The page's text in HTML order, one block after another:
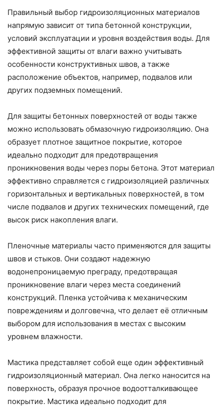
Правильный выбор гидроизоляционных материалов
напрямую зависит от типа бетонной конструкции,
условий эксплуатации и уровня воздействия воды. Для
эффективной защиты от влаги важно учитывать
особенности конструктивных швов, а также
расположение объектов, например, подвалов или
других подземных помещений.
Для защиты бетонных поверхностей от воды также
можно использовать обмазочную гидроизоляцию. Она
образует плотное защитное покрытие, которое
идеально подходит для предотвращения
проникновения воды через поры бетона. Этот материал
эффективно справляется с гидроизоляцией различных
горизонтальных и вертикальных поверхностей, в том
числе подвалов и других технических помещений, где
высок риск накопления влаги.
Пленочные материалы часто применяются для защиты
швов и стыков. Они создают надежную
водонепроницаемую преграду, предотвращая
проникновение влаги через места соединений
конструкций. Пленка устойчива к механическим
повреждениям и долговечна, что делает её отличным
выбором для использования в местах с высоким
уровнем влажности.
Мастика представляет собой еще один эффективный
гидроизоляционный материал. Она легко наносится на
поверхность, образуя прочное водоотталкивающее
покрытие. Мастика идеально подходит для